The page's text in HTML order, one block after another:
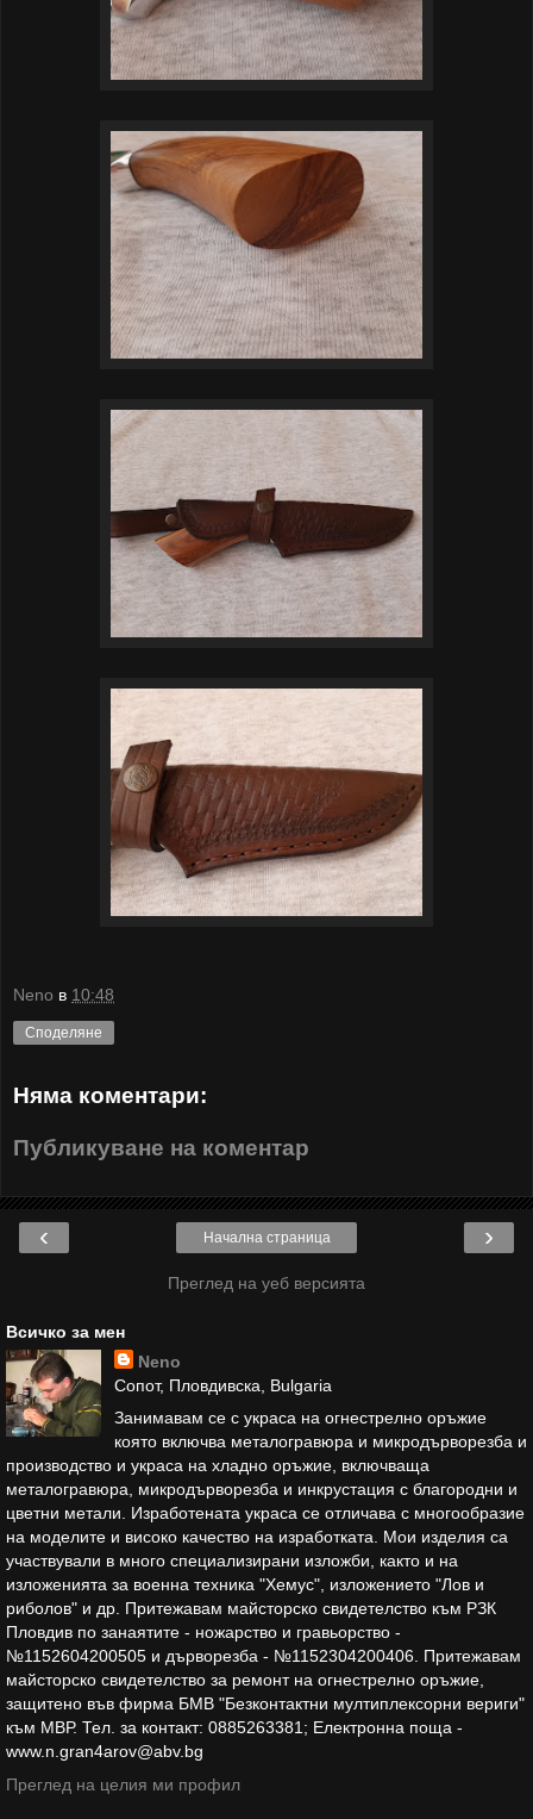
Neno в 10:48
Споделяне
Няма коментари:
Публикуване на коментар
‹ ›
Начална страница
Преглед на уеб версията
Всичко за мен
Neno
Сопот, Пловдивска, Bulgaria
Занимавам се с украса на огнестрелно оръжие
която включва металогравюра и микродърворезба и
производство и украса на хладно оръжие, включваща
металогравюра, микродърворезба и инкрустация с благородни и
цветни метали. Изработената украса се отличава с многообразие
на моделите и високо качество на изработката. Мои изделия са
участвували в много специализирани изложби, както и на
изложенията за военна техника "Хемус", изложението "Лов и
риболов" и др. Притежавам майсторско свидетелство към РЗК
Пловдив по занаятите - ножарство и гравьорство -
№1152604200505 и дърворезба - №1152304200406. Притежавам
майсторско свидетелство за ремонт на огнестрелно оръжие,
защитено във фирма БМВ "Безконтактни мултиплексорни вериги"
към МВР. Тел. за контакт: 0885263381; Електронна поща -
www.n.gran4arov@abv.bg
Преглед на целия ми профил